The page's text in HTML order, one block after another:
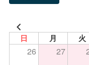
日 月 火
26 27